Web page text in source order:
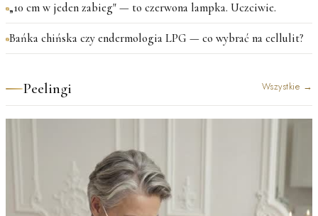
„10 cm w jeden zabieg" — to czerwona lampka. Uczciwie.
Bańka chińska czy endermologia LPG — co wybrać na cellulit?
Peelingi Wszystkie →